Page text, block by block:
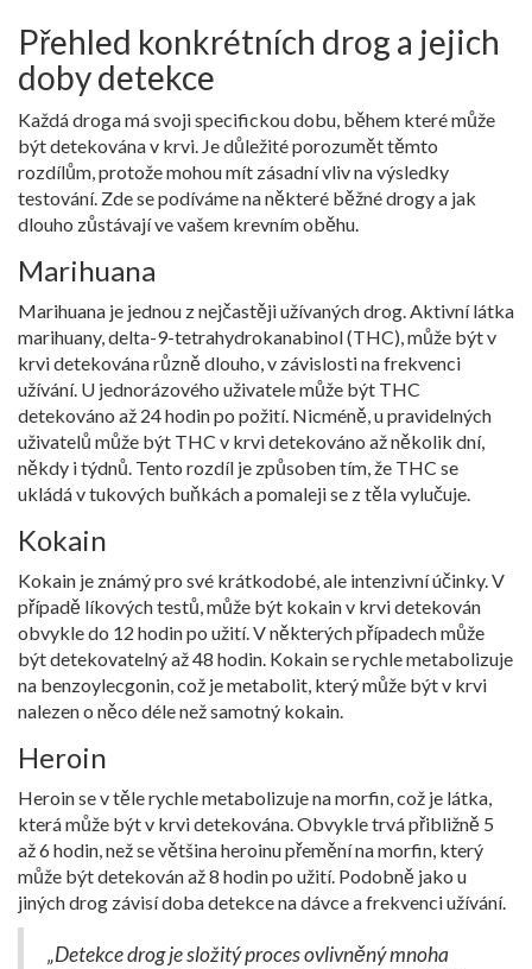
Přehled konkrétních drog a jejich
doby detekce
Každá droga má svoji specifickou dobu, během které může
být detekována v krvi. Je důležité porozumět těmto
rozdílům, protože mohou mít zásadní vliv na výsledky
testování. Zde se podíváme na některé běžné drogy a jak
dlouho zůstávají ve vašem krevním oběhu.
Marihuana
Marihuana je jednou z nejčastěji užívaných drog. Aktivní látka
marihuany, delta-9-tetrahydrokanabinol (THC), může být v
krvi detekována různě dlouho, v závislosti na frekvenci
užívání. U jednorázového uživatele může být THC
detekováno až 24 hodin po požití. Nicméně, u pravidelných
uživatelů může být THC v krvi detekováno až několik dní,
někdy i týdnů. Tento rozdíl je způsoben tím, že THC se
ukládá v tukových buňkách a pomaleji se z těla vylučuje.
Kokain
Kokain je známý pro své krátkodobé, ale intenzivní účinky. V
případě líkových testů, může být kokain v krvi detekován
obvykle do 12 hodin po užití. V některých případech může
být detekovatelný až 48 hodin. Kokain se rychle metabolizuje
na benzoylecgonin, což je metabolit, který může být v krvi
nalezen o něco déle než samotný kokain.
Heroin
Heroin se v těle rychle metabolizuje na morfin, což je látka,
která může být v krvi detekována. Obvykle trvá přibližně 5
až 6 hodin, než se většina heroinu přemění na morfin, který
může být detekován až 8 hodin po užití. Podobně jako u
jiných drog závisí doba detekce na dávce a frekvenci užívání.
„Detekce drog je složitý proces ovlivněný mnoha